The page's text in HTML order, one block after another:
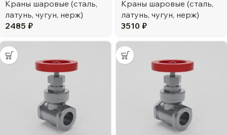
Краны шаровые (сталь,
латунь, чугун, нерж)
2485 ₽
Краны шаровые (сталь,
латунь, чугун, нерж)
3510 ₽